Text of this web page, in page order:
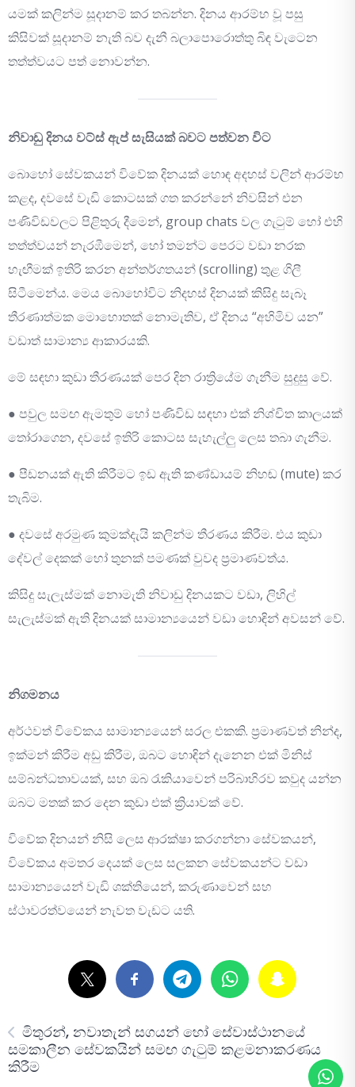
යමක් කලින්ම සූදානම් කර තබන්න. දිනය ආරම්භ වූ පසු
කිසිවක් සූදානම් නැති බව දැනී බලාපොරොත්තු බිඳ වැටෙන
තත්ත්වයට පත් නොවන්න.
නිවාඩු දිනය වට්ස් ඇප් සැසියක් බවට පත්වන විට
බොහෝ සේවකයන් විවේක දිනයක් හොඳ අදහස් වලින් ආරම්භ
කළද, දවසේ වැඩි කොටසක් ගත කරන්නේ නිවසින් එන
පණිවිඩවලට පිළිතුරු දීමෙන්, group chats වල ගැටුම් හෝ එහි
තත්ත්වයන් නැරඹීමෙන්, හෝ තමන්ට පෙරට වඩා නරක
හැඟීමක් ඉතිරි කරන අන්තර්ගතයන් (scrolling) තුළ ගිලී
සිටීමෙන්ය. මෙය බොහෝවිට නිදහස් දිනයක් කිසිදු සැබෑ
තීරණාත්මක මොහොතක් නොමැතිව, ඒ දිනය “අහිමිව යන”
වඩාත් සාමාන්‍ය ආකාරයකි.
මේ සඳහා කුඩා තීරණයක් පෙර දින රාත්‍රියේම ගැනීම සුදුසු වේ.
● පවුල සමඟ ඇමතුම් හෝ පණිවිඩ සඳහා එක් නිශ්චිත කාලයක්
තෝරාගෙන, දවසේ ඉතිරි කොටස සැහැල්ලු ලෙස තබා ගැනීම.
● පීඩනයක් ඇති කිරීමට ඉඩ ඇති කණ්ඩායම් නිහඬ (mute) කර
තැබිම.
● දවසේ අරමුණ කුමක්දැයි කලින්ම තීරණය කිරීම. එය කුඩා
දේවල් දෙකක් හෝ තුනක් පමණක් වුවද ප්‍රමාණවත්ය.
කිසිදු සැලැස්මක් නොමැති නිවාඩු දිනයකට වඩා, ලිහිල්
සැලැස්මක් ඇති දිනයක් සාමාන්‍යයෙන් වඩා හොඳින් අවසන් වේ.
නිගමනය
අර්ථවත් විවේකය සාමාන්‍යයෙන් සරල එකකි. ප්‍රමාණවත් නින්ද,
ඉක්මන් කිරීම අඩු කිරීම, ඔබට හොඳින් දැනෙන එක් මිනිස්
සම්බන්ධතාවයක්, සහ ඔබ රැකියාවෙන් පරිබාහිරව කවුද යන්න
ඔබට මතක් කර දෙන කුඩා එක් ක්‍රියාවක් වේ.
විවේක දිනයන් නිසි ලෙස ආරක්ෂා කරගන්නා සේවකයන්,
විවේකය අමතර දෙයක් ලෙස සලකන සේවකයන්ට වඩා
සාමාන්‍යයෙන් වැඩි ශක්තියෙන්, කරුණාවෙන් සහ
ස්ථාවරත්වයෙන් නැවත වැඩට යති.
මිතුරන්, නවාතැන් සගයන් හෝ සේවාස්ථානයේ
සමකාලීන සේවකයින් සමඟ ගැටුම් කළමනාකරණය
කිරීම